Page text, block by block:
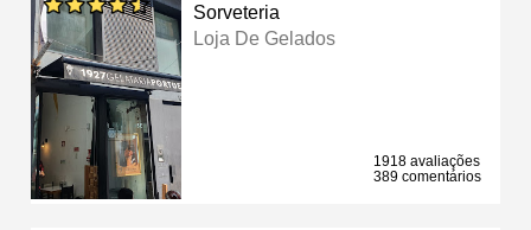
Sorveteria
Loja De Gelados
1918 avaliações
389 comentários